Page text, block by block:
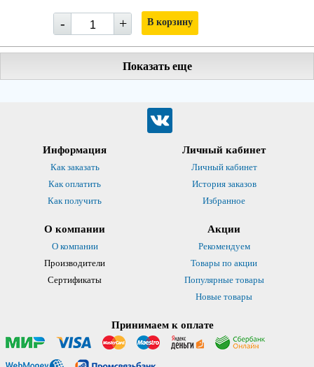
- + В корзину
Показать еще
Информация
Как заказать
Как оплатить
Как получить
Личный кабинет
Личный кабинет
История заказов
Избранное
О компании
О компании
Производители
Сертификаты
Акции
Рекомендуем
Товары по акции
Популярные товары
Новые товары
Принимаем к оплате